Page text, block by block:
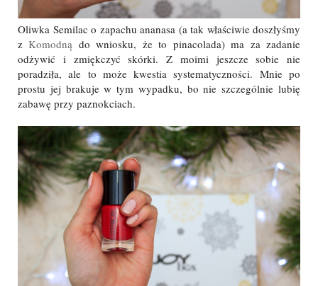
Oliwka Semilac o zapachu ananasa (a tak właściwie doszłyśmy
zKomodną do wniosku, że to pinacolada) ma za zadanie
odżywić i zmiękczyć skórki. Z moimi jeszcze sobie nie
poradziła, ale to może kwestia systematyczności. Mnie po
prostu jej brakuje w tym wypadku, bo nie szczególnie lubię
zabawę przy paznokciach.